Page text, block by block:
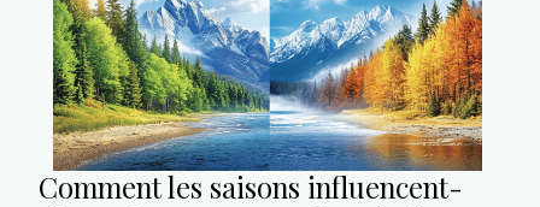
Comment les saisons influencent-